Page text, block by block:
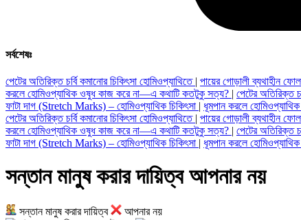
সর্বশেষঃ
পেটের অতিরিক্ত চর্বি কমানোর চিকিৎসা হোমিওপ্যাথিতে | পায়ের গোড়ালী ব্যথাহীন
করলে হোমিওপ্যাথিক ওষুধ কাজ করে না—এ কথাটি কতটুকু সত্য? | পেটের অতিরিক্ত
ফাটা দাগ (Stretch Marks) – হোমিওপ্যাথিক চিকিৎসা | ধূমপান করলে
পেটের অতিরিক্ত চর্বি কমানোর চিকিৎসা হোমিওপ্যাথিতে | পায়ের গোড়ালী ব্যথাহীন
করলে হোমিওপ্যাথিক ওষুধ কাজ করে না—এ কথাটি কতটুকু সত্য? | পেটের অতিরিক্ত
ফাটা দাগ (Stretch Marks) – হোমিওপ্যাথিক চিকিৎসা | ধূমপান করলে
সন্তান মানুষ করার দায়িত্ব আপনার নয়
সন্তান মানুষ করার দায়িত্ব
আপনার নয়